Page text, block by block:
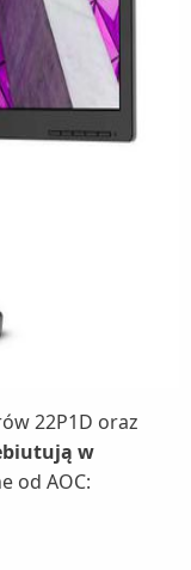
22P1D oraz
w
od AOC: